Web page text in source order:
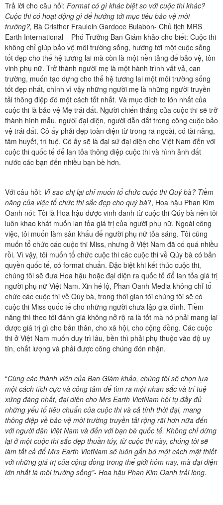
Trả lời cho câu hỏi: Format có gì khác biệt so với cuộc thi khác?
Cuộc thi có hoạt động gì để hướng tới mục tiêu bảo vệ môi
trường?, Bà Cristher Fraulein Gardoce Bulabon- Chủ tịch MRS
Earth International – Phó Trưởng Ban Giám khảo cho biết: Cuộc thi
không chỉ giúp bảo vệ môi trường sống, hướng tới một cuộc sống
tốt đẹp cho thế hệ tương lai mà còn là một nền tảng để bảo vệ, tôn
vinh phụ nữ. Trở thành người mẹ là một hành trình vất vả, can
trường, muốn tạo dựng cho thế hệ tương lai một môi trường sống
tốt đẹp nhất, chính vì vậy những người mẹ là những người truyền
tải thông điệp đó một cách tốt nhất. Và mục đích to lớn nhất của
cuộc thi là bảo vệ Mẹ trái đất. Người chiến thắng của cuộc thi sẽ trở
thành hình mẫu, người đại diện, người dẫn dắt trong công cuộc bảo
vệ trái đất. Cô ấy phải đẹp toàn diện từ trong ra ngoài, có tài năng,
tâm huyết, trí tuệ. Cô ấy sẽ là đại sứ đại diện cho Việt Nam đến với
cuộc thi quốc tế để lan tỏa thông điệp cuộc thi và hình ảnh đất
nước các bạn đến nhiều bạn bè hơn.
Với câu hỏi: Vì sao chị lại chỉ muốn tổ chức cuộc thi Quý bà? Tiềm
năng của việc tổ chức thi sắc đẹp cho quý bà?, Hoa hậu Phan Kim
Oanh nói: Tôi là Hoa hậu được vinh danh từ cuộc thi Qúy bà nên tôi
luôn khao khát muốn lan tỏa giá trị của người phụ nữ. Ngoài công
việc, tôi muốn làm sân khấu để người phụ nữ tỏa sáng. Tôi cũng
muốn tổ chức các cuộc thi Miss, nhưng ở Việt Nam đã có quá nhiều
rồi. Vì vậy, tôi muốn tổ chức cuộc thi các cuộc thi về Qúy bà có bản
quyền quốc tế, có format chuẩn. Đặc biệt khi kết thúc cuộc thi,
chúng tôi sẽ đưa Hoa hậu hoặc đại diện ra quốc tế để lan tỏa giá trị
người phụ nữ Việt Nam. Xin hé lộ, Phan Oanh Media không chỉ tổ
chức các cuộc thi về Qúy bà, trong thời gian tới chúng tôi sẽ có
cuộc thi Miss quốc tế cho những người chưa lập gia đình. Tiềm
năng thì theo tôi đánh giá không nở rộ ra là tốt mà nó phải mang lại
được giá trị gì cho bản thân, cho xã hội, cho cộng đồng. Các cuộc
thi ở Việt Nam muốn duy trì lâu, bền thì phải phụ thuộc vào độ uy
tín, chất lượng và phải được công chúng đón nhận.
“Cùng các thành viên của Ban Giám khảo, chúng tôi sẽ chọn lựa
một cách tích cực và công tâm để tìm ra một nhan sắc và trí tuệ
xứng đáng nhất, đại diện cho Mrs Earth VietNam hội tụ đầy đủ
những yếu tố tiêu chuẩn của cuộc thi và cả tính thời đại, mang
thông điệp về bảo vệ môi trường truyền tải rộng rãi hơn nữa đến
với người dân Việt Nam và đến với bạn bè quốc tế. Không chỉ dừng
lại ở một cuộc thi sắc đẹp thuần túy, từ cuộc thi này, chúng tôi sẽ
làm tất cả để Mrs Earth VietNam sẽ luôn gắn bó một cách mật thiết
với những giá trị của cộng đồng trong thế giới hôm nay, mà đại diện
lớn nhất là môi trường sống”- Hoa hậu Phan Kim Oanh trải lòng.